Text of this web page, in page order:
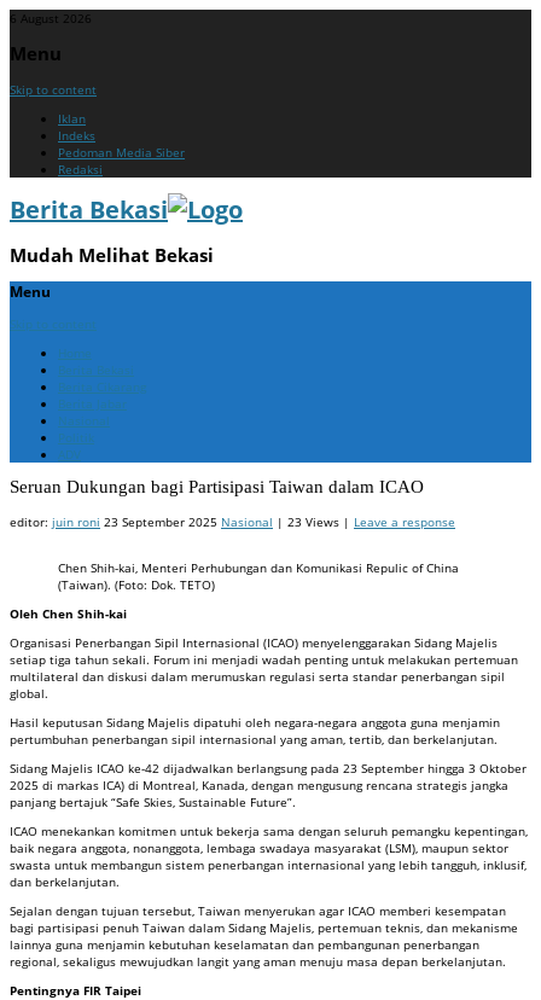
6 August 2026
Menu
Skip to content
Iklan
Indeks
Pedoman Media Siber
Redaksi
Berita Bekasi
Mudah Melihat Bekasi
Menu
Skip to content
Home
Berita Bekasi
Berita Cikarang
Berita Jabar
Nasional
Politik
ADV
Seruan Dukungan bagi Partisipasi Taiwan dalam ICAO
editor: juin roni 23 September 2025 Nasional | 23 Views | Leave a response
Chen Shih-kai, Menteri Perhubungan dan Komunikasi Repulic of China
(Taiwan). (Foto: Dok. TETO)
Oleh Chen Shih-kai
Organisasi Penerbangan Sipil Internasional (ICAO) menyelenggarakan Sidang Majelis
setiap tiga tahun sekali. Forum ini menjadi wadah penting untuk melakukan pertemuan
multilateral dan diskusi dalam merumuskan regulasi serta standar penerbangan sipil
global.
Hasil keputusan Sidang Majelis dipatuhi oleh negara-negara anggota guna menjamin
pertumbuhan penerbangan sipil internasional yang aman, tertib, dan berkelanjutan.
Sidang Majelis ICAO ke-42 dijadwalkan berlangsung pada 23 September hingga 3 Oktober
2025 di markas ICA) di Montreal, Kanada, dengan mengusung rencana strategis jangka
panjang bertajuk “Safe Skies, Sustainable Future”.
ICAO menekankan komitmen untuk bekerja sama dengan seluruh pemangku kepentingan,
baik negara anggota, nonanggota, lembaga swadaya masyarakat (LSM), maupun sektor
swasta untuk membangun sistem penerbangan internasional yang lebih tangguh, inklusif,
dan berkelanjutan.
Sejalan dengan tujuan tersebut, Taiwan menyerukan agar ICAO memberi kesempatan
bagi partisipasi penuh Taiwan dalam Sidang Majelis, pertemuan teknis, dan mekanisme
lainnya guna menjamin kebutuhan keselamatan dan pembangunan penerbangan
regional, sekaligus mewujudkan langit yang aman menuju masa depan berkelanjutan.
Pentingnya FIR Taipei